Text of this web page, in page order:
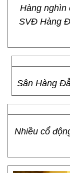
Hàng nghìn
SVĐ Hàng
Sân Hàng
Nhiều cổ